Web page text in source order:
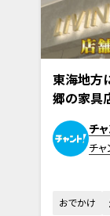
東海地方
郷の家具
価格帯”
チャ
チャ
おでかけ